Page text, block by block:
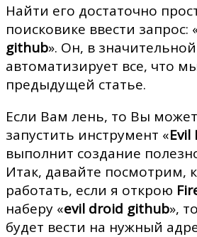
Найти его достаточно
поисковике ввести запрос:
github». Он, в
автоматизирует все, что
предыдущей статье.
Если Вам лень, то Вы
запустить инструмент «Evil
выполнит создание
Итак, давайте посмотрим,
работать, если я открою
наберу «evil droid github»,
будет вести на нужный